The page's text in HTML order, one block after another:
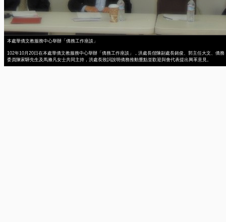
本處華僑文教服務中心舉辦「僑務工作座談」
102年10月20日在本處華僑文教服務中心舉辦「僑務工作座談」，洪處長偕陳副處長銘俊、郭主任大文、僑務
委員陳家驊先生及馬滌凡女士共同主持，洪處長致詞說明僑務推動重點並歡迎與會代表提出興革意見。